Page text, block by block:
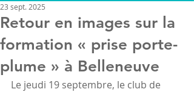
Retour en images sur la
formation « prise porte-
plume » à Belleneuve
23 sept. 2025
Le jeudi 19 septembre, le club de